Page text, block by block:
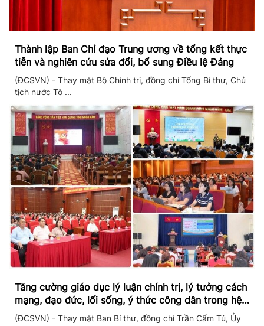
Thành lập Ban Chỉ đạo Trung ương về tổng kết thực
tiễn và nghiên cứu sửa đổi, bổ sung Điều lệ Đảng
(ĐCSVN) - Thay mặt Bộ Chính trị, đồng chí Tổng Bí thư, Chủ
tịch nước Tô ...
Tăng cường giáo dục lý luận chính trị, lý tưởng cách
mạng, đạo đức, lối sống, ý thức công dân trong hệ
thống giáo dục quốc dân
(ĐCSVN) - Thay mặt Ban Bí thư, đồng chí Trần Cẩm Tú, Ủy